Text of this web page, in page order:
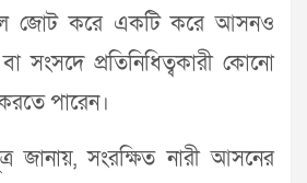
জোট করে একটি করে আসনও
সংসদে প্রতিনিধিত্বকারী কোনো
পারেন।
জানায়, সংরক্ষিত নারী আসনের